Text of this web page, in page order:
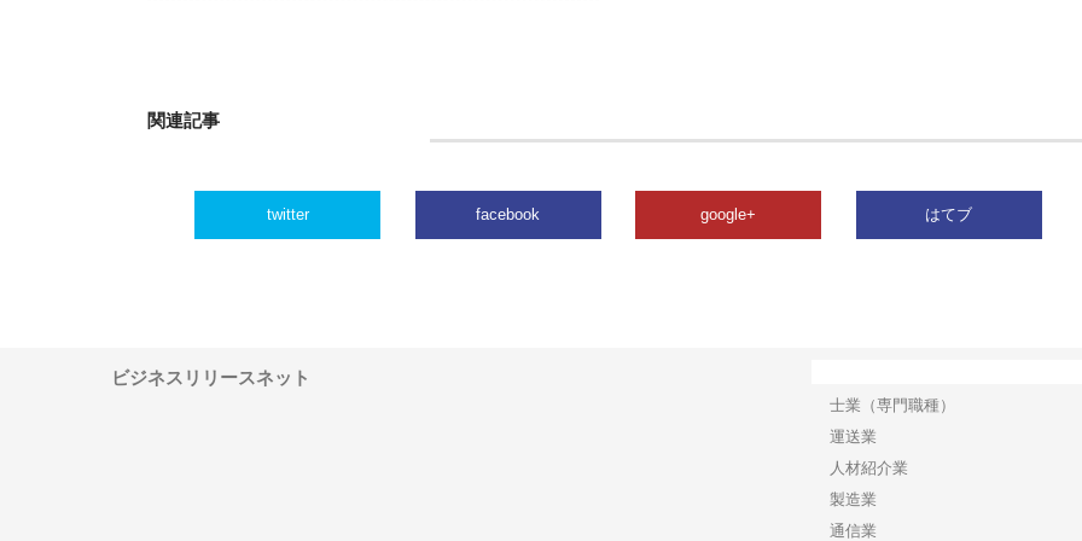
関連記事
twitter facebook google+ はてブ
ビジネスリリースネット
士業（専門職種）
運送業
人材紹介業
製造業
通信業